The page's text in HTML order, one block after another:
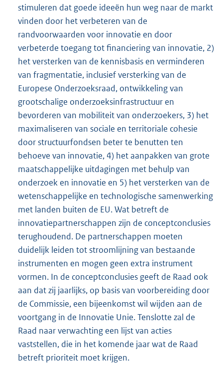
stimuleren dat goede ideeën hun weg naar de markt
vinden door het verbeteren van de
randvoorwaarden voor innovatie en door
verbeterde toegang tot financiering van innovatie, 2)
het versterken van de kennisbasis en verminderen
van fragmentatie, inclusief versterking van de
Europese Onderzoeksraad, ontwikkeling van
grootschalige onderzoeksinfrastructuur en
bevorderen van mobiliteit van onderzoekers, 3) het
maximaliseren van sociale en territoriale cohesie
door structuurfondsen beter te benutten ten
behoeve van innovatie, 4) het aanpakken van grote
maatschappelijke uitdagingen met behulp van
onderzoek en innovatie en 5) het versterken van de
wetenschappelijke en technologische samenwerking
met landen buiten de EU. Wat betreft de
innovatiepartnerschappen zijn de conceptconclusies
terughoudend. De partnerschappen moeten
duidelijk leiden tot stroomlijning van bestaande
instrumenten en mogen geen extra instrument
vormen. In de conceptconclusies geeft de Raad ook
aan dat zij jaarlijks, op basis van voorbereiding door
de Commissie, een bijeenkomst wil wijden aan de
voortgang in de Innovatie Unie. Tenslotte zal de
Raad naar verwachting een lijst van acties
vaststellen, die in het komende jaar wat de Raad
betreft prioriteit moet krijgen.